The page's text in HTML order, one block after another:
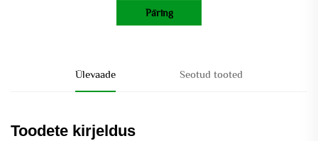
Päring
Ülevaade Seotud tooted
Toodete kirjeldus